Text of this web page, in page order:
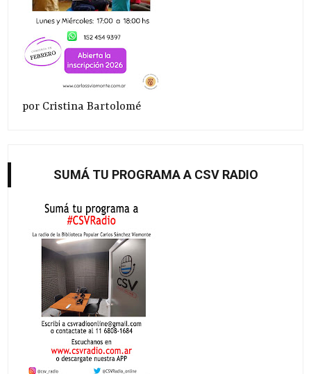
por Cristina Bartolomé
SUMÁ TU PROGRAMA A CSV RADIO